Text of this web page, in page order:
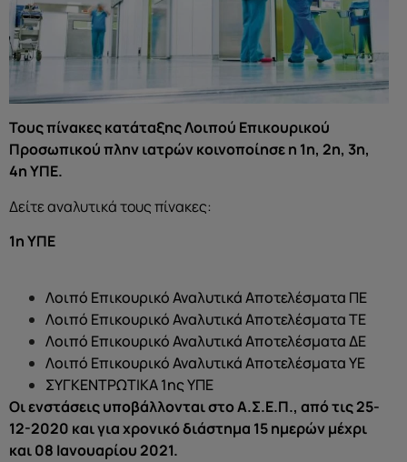
Τους πίνακες κατάταξης Λοιπού Επικουρικού
Προσωπικού πλην ιατρών κοινοποίησε η 1η, 2η, 3η,
4η ΥΠΕ.
Δείτε αναλυτικά τους πίνακες:
1η ΥΠΕ
Λοιπό Επικουρικό Αναλυτικά Αποτελέσματα ΠΕ
Λοιπό Επικουρικό Αναλυτικά Αποτελέσματα ΤΕ
Λοιπό Επικουρικό Αναλυτικά Αποτελέσματα ΔΕ
Λοιπό Επικουρικό Αναλυτικά Αποτελέσματα ΥΕ
ΣΥΓΚΕΝΤΡΩΤΙΚΑ 1ης ΥΠΕ
Οι ενστάσεις υποβάλλονται στο Α.Σ.Ε.Π., από τις 25-
12-2020 και για χρονικό διάστημα 15 ημερών μέχρι
και 08 Ιανουαρίου 2021.